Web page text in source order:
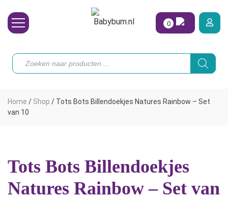
Toebehoren
Vrouw
0
Producten
zoeken
Home / Shop / Tots Bots Billendoekjes Natures Rainbow – Set
van 10
Tots Bots Billendoekjes
Natures Rainbow – Set van